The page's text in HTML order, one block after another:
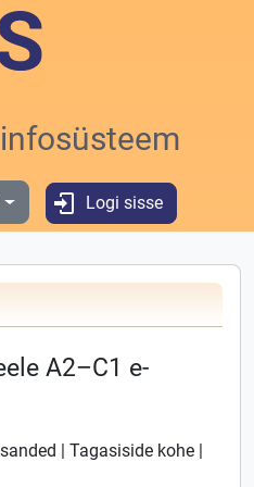
Logi sisse
A2–C1 e-
| Tagasiside kohe |